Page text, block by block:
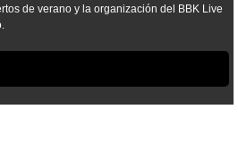
de verano y la organización del BBK Live